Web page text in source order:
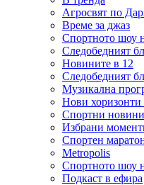
Агросвят по
Време за джаз
Спортното шоу
Следобедният
Новините в 12
Следобедният
Музикална
Нови
Спортни новини
Избрани
Спортен
Metropolis
Спортното шоу
Подкаст в ефира